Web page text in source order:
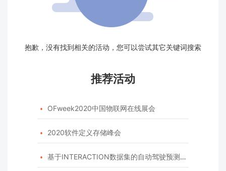
抱歉，没有找到相关的活动，您可以尝试其它关键词搜索
推荐活动
 OFweek2020中国物联网在线展会
 2020软件定义存储峰会
 基于INTERACTION数据集的自动驾驶预测模型挑战赛